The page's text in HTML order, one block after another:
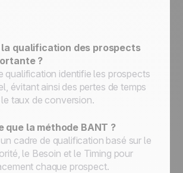
la qualification des prospects
?
qualification identifie les prospects
évitant ainsi des pertes de temps
taux de conversion.
que la méthode BANT ?
cadre de qualification basé sur le
le Besoin et le Timing pour
chaque prospect.